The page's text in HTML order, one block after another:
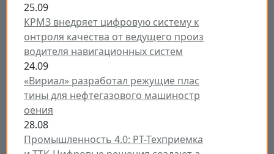
25.09
КРМЗ внедряет цифровую систему к
онтроля качества от ведущего произ
водителя навигационных систем
24.09
«Вириал» разработал режущие плас
тины для нефтегазового машиностр
оения
28.08
Промышленность 4.0: РТ-Техприемка